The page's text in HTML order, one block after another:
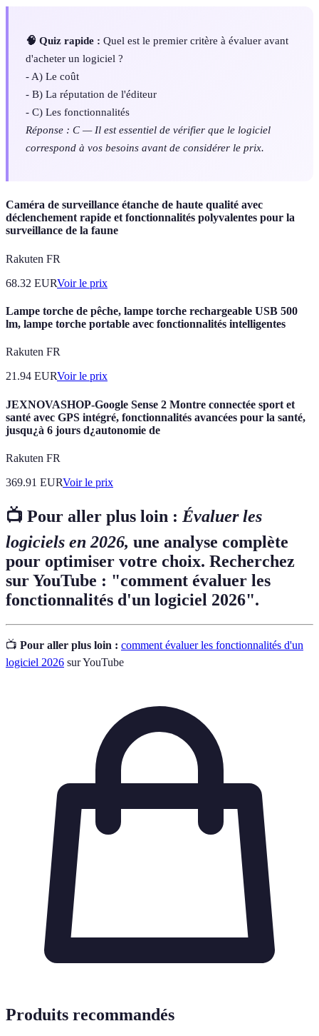
🧠 Quiz rapide : Quel est le premier critère à évaluer avant
d'acheter un logiciel ?
- A) Le coût
- B) La réputation de l'éditeur
- C) Les fonctionnalités
Réponse : C — Il est essentiel de vérifier que le logiciel
correspond à vos besoins avant de considérer le prix.
Caméra de surveillance étanche de haute qualité avec
déclenchement rapide et fonctionnalités polyvalentes pour la
surveillance de la faune
Rakuten FR
68.32 EURVoir le prix
Lampe torche de pêche, lampe torche rechargeable USB 500
lm, lampe torche portable avec fonctionnalités intelligentes
Rakuten FR
21.94 EURVoir le prix
JEXNOVASHOP-Google Sense 2 Montre connectée sport et
santé avec GPS intégré, fonctionnalités avancées pour la santé,
jusqu¿à 6 jours d¿autonomie de
Rakuten FR
369.91 EURVoir le prix
📺 Pour aller plus loin : Évaluer les
logiciels en 2026, une analyse complète
pour optimiser votre choix. Recherchez
sur YouTube : "comment évaluer les
fonctionnalités d'un logiciel 2026".
📺 Pour aller plus loin : comment évaluer les fonctionnalités d'un
logiciel 2026 sur YouTube
Produits recommandés